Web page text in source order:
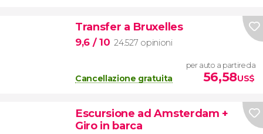
Transfer a Bruxelles
9,6 / 10 24.527 opinioni
Cancellazione gratuita
per auto a partire da
56,58US$
Escursione ad Amsterdam +
Giro in barca